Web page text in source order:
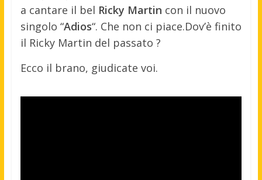
a cantare il bel Ricky Martin con il nuovo
singolo “Adios“. Che non ci piace.Dov’è finito
il Ricky Martin del passato ?
Ecco il brano, giudicate voi.